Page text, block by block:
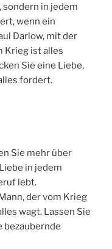
sondern in jedem
wenn ein
Darlow, mit der
Krieg ist alles
Sie eine Liebe,
fordert.
Sie mehr über
in jedem
lebt.
der vom Krieg
wagt. Lassen Sie
bezaubernde